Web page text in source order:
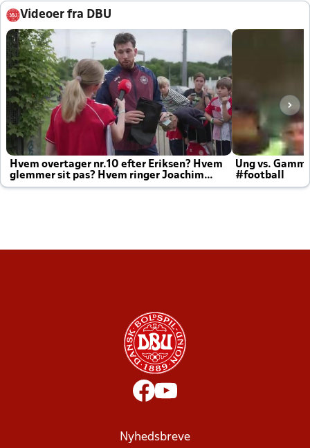
Videoer fra DBU
Hvem overtager nr.10 efter Eriksen? Hvem
glemmer sit pas? Hvem ringer Joachim
altid til efter kampe?
Ung vs.
#football
Nyhedsbreve